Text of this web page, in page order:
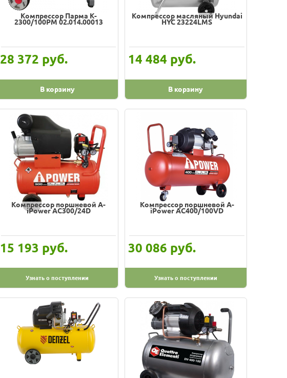
Компрессор Парма K-
2300/100РМ 02.014.00013
28 372 руб.
В корзину
Компрессор масляный Hyundai
НYC 23224LMS
14 484 руб.
В корзину
Компрессор поршневой A-
iPower AC300/24D
15 193 руб.
Узнать о поступлении
Компрессор поршневой A-
iPower AC400/100VD
30 086 руб.
Узнать о поступлении